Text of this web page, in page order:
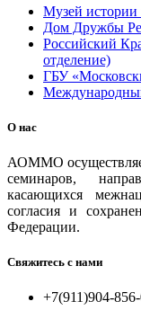
Музей истории
Дом Дружбы
Российский
отделение)
ГБУ
О нас
АОММО
семинаров,
касающихся
согласия и
Федерации.
Свяжитесь с нами
+7(911)904-